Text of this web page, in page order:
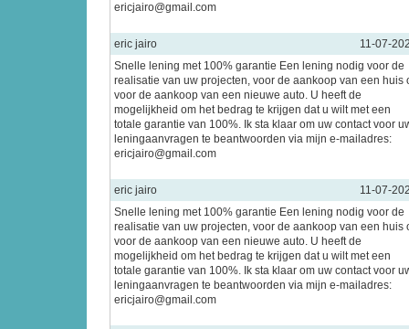
ericjairo@gmail.com
eric jairo
11-07-
Snelle lening met 100% garantie Een lening nodig voor de
realisatie van uw projecten, voor de aankoop van een huis
voor de aankoop van een nieuwe auto. U heeft de
mogelijkheid om het bedrag te krijgen dat u wilt met een
totale garantie van 100%. Ik sta klaar om uw contact voor
leningaanvragen te beantwoorden via mijn e-mailadres:
ericjairo@gmail.com
eric jairo
11-07-
Snelle lening met 100% garantie Een lening nodig voor de
realisatie van uw projecten, voor de aankoop van een huis
voor de aankoop van een nieuwe auto. U heeft de
mogelijkheid om het bedrag te krijgen dat u wilt met een
totale garantie van 100%. Ik sta klaar om uw contact voor
leningaanvragen te beantwoorden via mijn e-mailadres:
ericjairo@gmail.com